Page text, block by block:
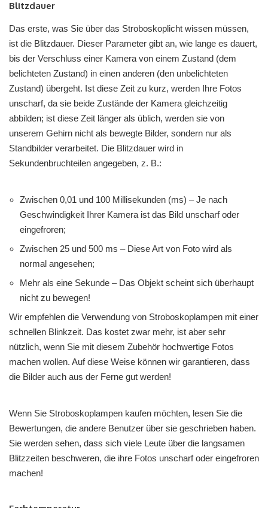
Blitzdauer
Das erste, was Sie über das Stroboskoplicht wissen müssen,
ist die Blitzdauer. Dieser Parameter gibt an, wie lange es dauert,
bis der Verschluss einer Kamera von einem Zustand (dem
belichteten Zustand) in einen anderen (den unbelichteten
Zustand) übergeht. Ist diese Zeit zu kurz, werden Ihre Fotos
unscharf, da sie beide Zustände der Kamera gleichzeitig
abbilden; ist diese Zeit länger als üblich, werden sie von
unserem Gehirn nicht als bewegte Bilder, sondern nur als
Standbilder verarbeitet. Die Blitzdauer wird in
Sekundenbruchteilen angegeben, z. B.:
Zwischen 0,01 und 100 Millisekunden (ms) – Je nach
Geschwindigkeit Ihrer Kamera ist das Bild unscharf oder
eingefroren;
Zwischen 25 und 500 ms – Diese Art von Foto wird als
normal angesehen;
Mehr als eine Sekunde – Das Objekt scheint sich überhaupt
nicht zu bewegen!
Wir empfehlen die Verwendung von Stroboskoplampen mit einer
schnellen Blinkzeit. Das kostet zwar mehr, ist aber sehr
nützlich, wenn Sie mit diesem Zubehör hochwertige Fotos
machen wollen. Auf diese Weise können wir garantieren, dass
die Bilder auch aus der Ferne gut werden!
Wenn Sie Stroboskoplampen kaufen möchten, lesen Sie die
Bewertungen, die andere Benutzer über sie geschrieben haben.
Sie werden sehen, dass sich viele Leute über die langsamen
Blitzzeiten beschweren, die ihre Fotos unscharf oder eingefroren
machen!